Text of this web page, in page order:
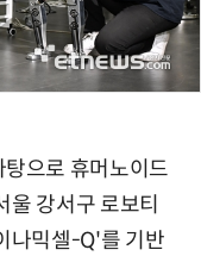
으로 휴머노이드
울 강서구 로보티
나믹셀-Q'를 기반